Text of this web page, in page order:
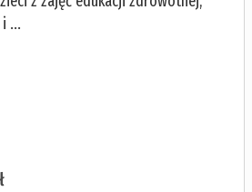
...